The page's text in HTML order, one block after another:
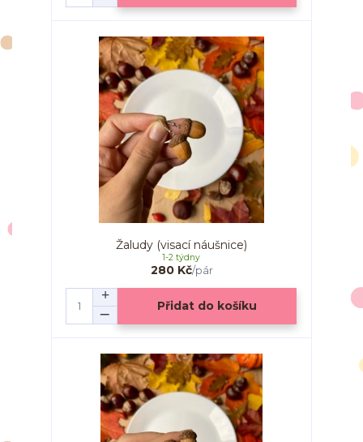
Žaludy (visací náušnice)
280 Kč/pár
1-2 týdny
Přidat do košíku